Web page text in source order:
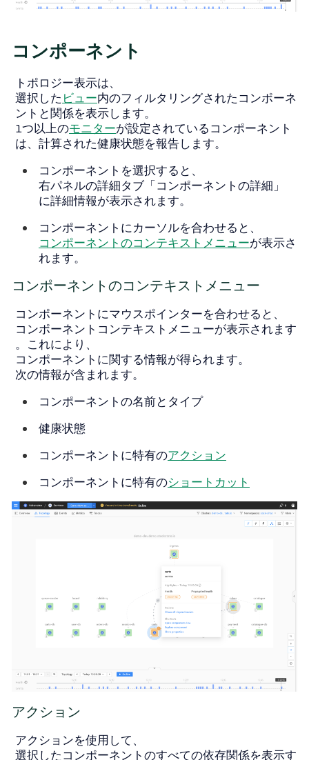
コンポーネント
トポロジー表示は、
選択した ビュー内のフィルタリングされたコンポーネ
ントと関係を表示します。
1つ以上のモニターが設定されているコンポーネント
は、計算された健康状態を報告します。
コンポーネントを選択すると、
右パネルの詳細タブ「コンポーネントの詳細 」
に詳細情報が表示されます。
コンポーネントにカーソルを合わせると、
コンポーネントのコンテキストメニューが表示さ
れます。
コンポーネントのコンテキストメニュー
コンポーネントにマウスポインターを合わせると、
コンポーネントコンテキストメニューが表示されます
。これにより、
コンポーネントに関する情報が得られます。
次の情報が含まれます。
コンポーネントの名前とタイプ
健康状態
コンポーネントに特有のアクション
コンポーネントに特有のショートカット
アクション
アクションを使用して、
選択したコンポーネントのすべての依存関係を表示す